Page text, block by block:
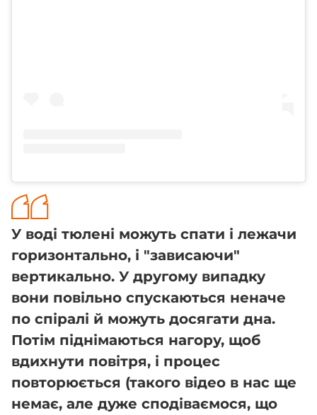
У воді тюлені можуть спати і лежачи
горизонтально, і "зависаючи"
вертикально. У другому випадку
вони повільно спускаються неначе
по спіралі й можуть досягати дна.
Потім піднімаються нагору, щоб
вдихнути повітря, і процес
повторюється (такого відео в нас ще
немає, але дуже сподіваємося, що